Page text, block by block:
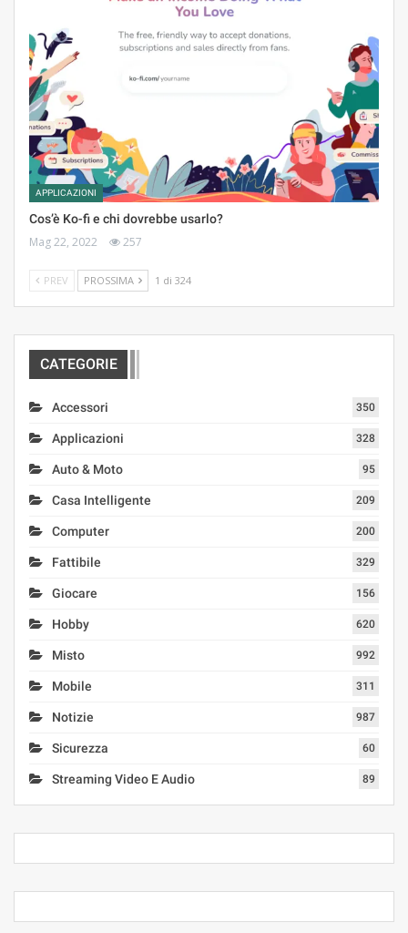
APPLICAZIONI
Cos’è Ko-fi e chi dovrebbe usarlo?
Mag 22, 2022 257
PREV PROSSIMA 1 di 324
CATEGORIE
Accessori 350
Applicazioni 328
Auto & Moto 95
Casa Intelligente 209
Computer 200
Fattibile 329
Giocare 156
Hobby 620
Misto 992
Mobile 311
Notizie 987
Sicurezza 60
Streaming Video E Audio 89